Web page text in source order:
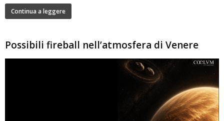
Continua a leggere
Possibili fireball nell’atmosfera di Venere